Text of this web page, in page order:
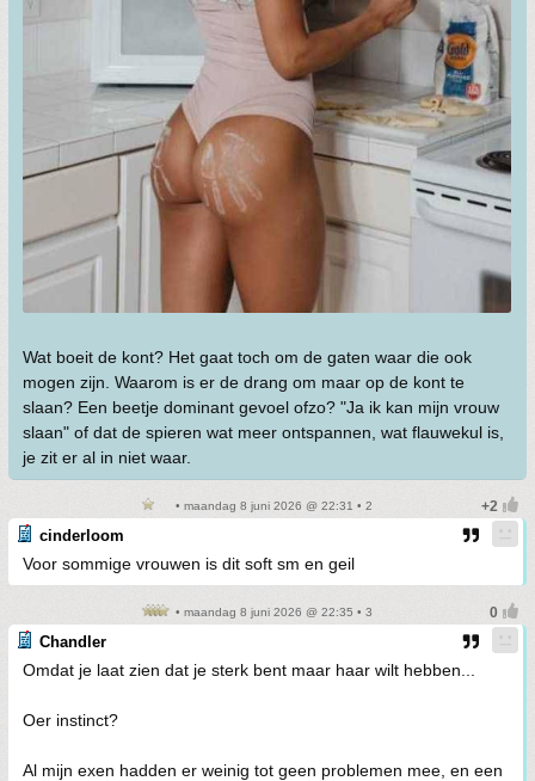
Wat boeit de kont? Het gaat toch om de gaten waar die ook
mogen zijn. Waarom is er de drang om maar op de kont te
slaan? Een beetje dominant gevoel ofzo? "Ja ik kan mijn vrouw
slaan" of dat de spieren wat meer ontspannen, wat flauwekul is,
je zit er al in niet waar.
• maandag 8 juni 2026 @ 22:31 • 2
cinderloom
Voor sommige vrouwen is dit soft sm en geil
• maandag 8 juni 2026 @ 22:35 • 3
Chandler
Omdat je laat zien dat je sterk bent maar haar wilt hebben...
Oer instinct?
Al mijn exen hadden er weinig tot geen problemen mee, en een